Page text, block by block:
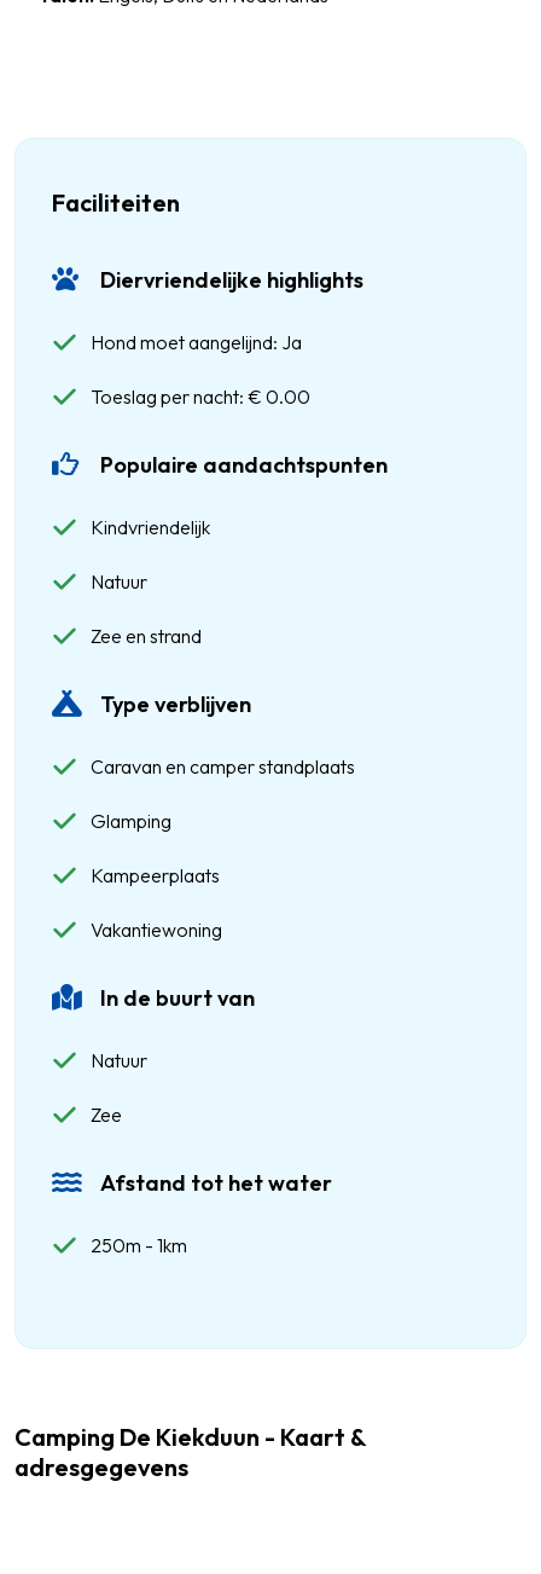
Faciliteiten
Diervriendelijke highlights
Hond moet aangelijnd: Ja
Toeslag per nacht: € 0.00
Populaire aandachtspunten
Kindvriendelijk
Natuur
Zee en strand
Type verblijven
Caravan en camper standplaats
Glamping
Kampeerplaats
Vakantiewoning
In de buurt van
Natuur
Zee
Afstand tot het water
250m - 1km
Camping De Kiekduun - Kaart &
adresgegevens